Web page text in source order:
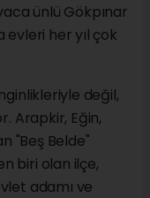
ünlü Gökpınar
evleri her yıl çok
değil,
Arapkir, Eğin,
"Beş Belde"
biri olan ilçe,
adamı ve